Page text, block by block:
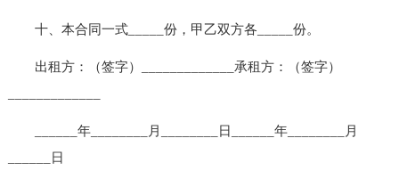
十、本合同一式_____份，甲乙双方各_____份。
出租方：（签字）_____________承租方：（签字）
______年________月________日______年________月
______日